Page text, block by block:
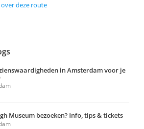
deze route
in Amsterdam voor je
Museum bezoeken? Info, tips & tickets